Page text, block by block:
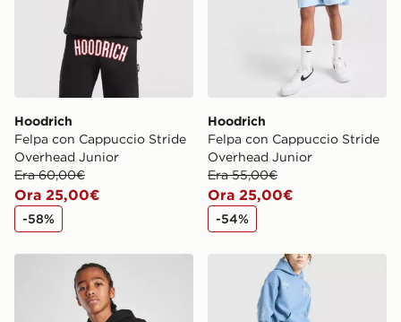
Hoodrich
Felpa con Cappuccio Stride
Overhead Junior
Era 60,00€
Ora 25,00€
-58%
Hoodrich
Felpa con Cappuccio Stride
Overhead Junior
Era 55,00€
Ora 25,00€
-54%
McKenzie Felpa con Cappuccio Essentials Junior
Supply & Demand